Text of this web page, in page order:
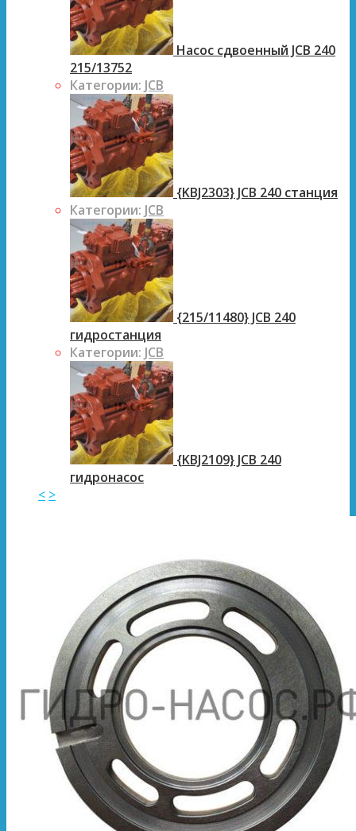
Насос сдвоенный JCB 240
215/13752
Категории: JCB
{KBJ2303} JCB 240 станция
Категории: JCB
{215/11480} JCB 240
гидростанция
Категории: JCB
{KBJ2109} JCB 240
гидронасос
< >